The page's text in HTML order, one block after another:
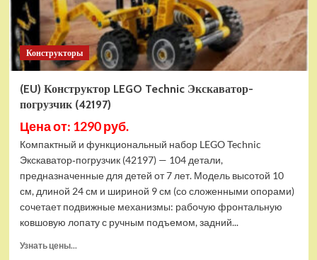
R4
Конструкторы
(EU) Конструктор LEGO Technic Экскаватор-
погрузчик (42197)
Цена от: 1290 руб.
Компактный и функциональный набор LEGO Technic
Экскаватор‑погрузчик (42197) — 104 детали,
предназначенные для детей от 7 лет. Модель высотой 10
см, длиной 24 см и шириной 9 см (со сложенными опорами)
сочетает подвижные механизмы: рабочую фронтальную
ковшовую лопату с ручным подъемом, задний...
Узнать цены...